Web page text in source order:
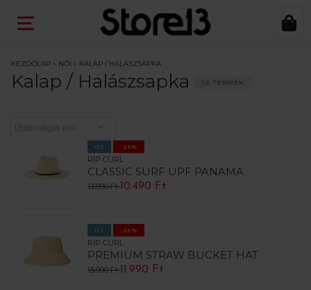
KEZDŐLAP » NŐI » KALAP / HALÁSZSAPKA
Kalap / Halászsapka 10 TERMÉK
ÚJ -25%
RIP CURL
CLASSIC SURF UPF PANAMA
13.990 Ft 10.490 Ft
ÚJ -25%
RIP CURL
PREMIUM STRAW BUCKET HAT
15.990 Ft 11.990 Ft